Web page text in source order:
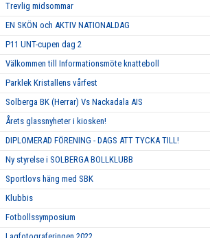
Trevlig midsommar
EN SKÖN och AKTIV NATIONALDAG
P11 UNT-cupen dag 2
Välkommen till Informationsmöte knatteboll
Parklek Kristallens vårfest
Solberga BK (Herrar) Vs Nackadala AIS
Årets glassnyheter i kiosken!
DIPLOMERAD FÖRENING - DAGS ATT TYCKA TILL!
Ny styrelse i SOLBERGA BOLLKLUBB
Sportlovs häng med SBK
Klubbis
Fotbollssymposium